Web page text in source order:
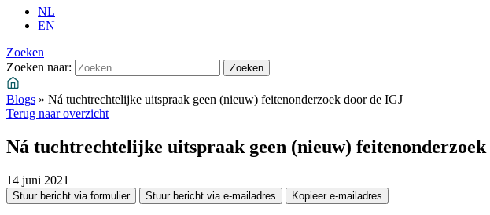
NL
EN
Zoeken
Zoeken naar:
Blogs » Ná tuchtrechtelijke uitspraak geen (nieuw) feitenonderzoek door de IGJ
Terug naar overzicht
Ná tuchtrechtelijke uitspraak geen (nieuw)
14 juni 2021
Stuur bericht via formulier Stuur bericht via e-mailadres Kopieer e-mailadres